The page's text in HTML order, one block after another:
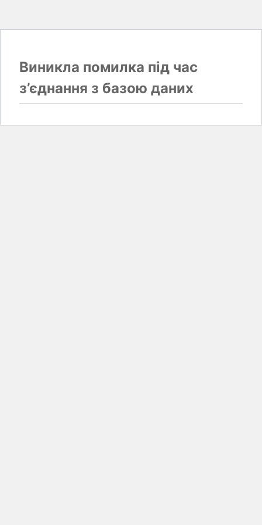
Виникла помилка під час
з’єднання з базою даних